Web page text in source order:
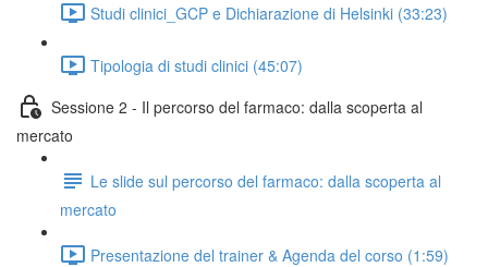
Studi clinici_GCP e Dichiarazione di Helsinki (33:23)
Tipologia di studi clinici (45:07)
Sessione 2 - Il percorso del farmaco: dalla scoperta al
mercato
Le slide sul percorso del farmaco: dalla scoperta al
mercato
Presentazione del trainer & Agenda del corso (1:59)